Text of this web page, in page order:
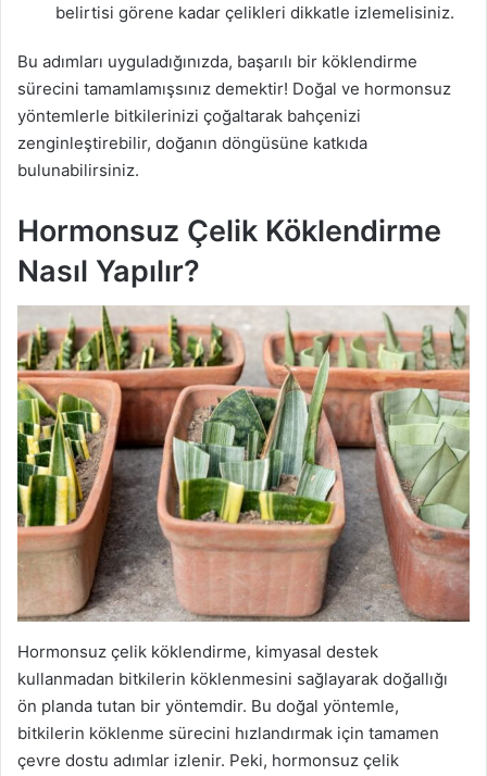
belirtisi görene kadar çelikleri dikkatle izlemelisiniz.
Bu adımları uyguladığınızda, başarılı bir köklendirme
sürecini tamamlamışsınız demektir! Doğal ve hormonsuz
yöntemlerle bitkilerinizi çoğaltarak bahçenizi
zenginleştirebilir, doğanın döngüsüne katkıda
bulunabilirsiniz.
Hormonsuz Çelik Köklendirme
Nasıl Yapılır?
Hormonsuz çelik köklendirme, kimyasal destek
kullanmadan bitkilerin köklenmesini sağlayarak doğallığı
ön planda tutan bir yöntemdir. Bu doğal yöntemle,
bitkilerin köklenme sürecini hızlandırmak için tamamen
çevre dostu adımlar izlenir. Peki, hormonsuz çelik